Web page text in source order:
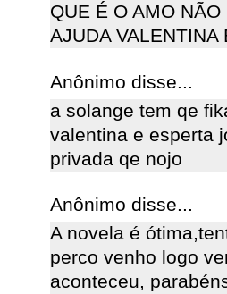
QUE É O AMO
AJUDA VALENTINA
Anônimo disse...
a solange tem qe
valentina e esperta
privada qe nojo
Anônimo disse...
A novela é
perco venho logo
aconteceu,